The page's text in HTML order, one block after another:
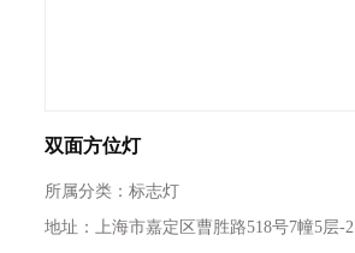
双面方位灯
所属分类：标志灯
地址：上海市嘉定区曹胜路518号7幢5层-2